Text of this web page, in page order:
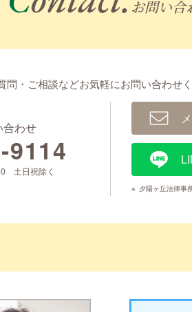
お問い合
問・ご相談などお気軽にお問い合わせく
合わせ
9114
土日祝除く
※ 夕陽ヶ丘法律事